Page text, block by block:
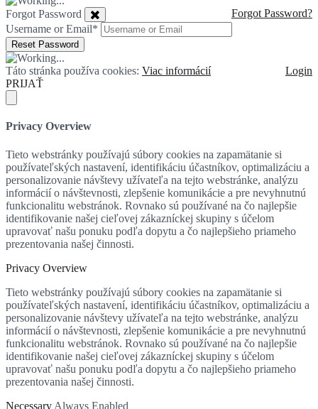
Forgot Password?
Forgot Password
Username or Email*
Login
Táto stránka používa cookies: Viac informácií
PRIJAŤ
Privacy Overview
Tieto webstránky používajú súbory cookies na zapamätanie si
používateľských nastavení, identifikáciu účastníkov, optimalizáciu a
personalizovanie návštevy užívateľa na tejto webstránke, analýzu
informácií o návštevnosti, zlepšenie komunikácie a pre nevyhnutnú
funkcionalitu webstránok. Rovnako sú používané na čo najlepšie
identifikovanie našej cieľovej zákazníckej skupiny s účelom
upravovať našu ponuku podľa dopytu a čo najlepšieho priameho
prezentovania našej činnosti.
Privacy Overview
Tieto webstránky používajú súbory cookies na zapamätanie si
používateľských nastavení, identifikáciu účastníkov, optimalizáciu a
personalizovanie návštevy užívateľa na tejto webstránke, analýzu
informácií o návštevnosti, zlepšenie komunikácie a pre nevyhnutnú
funkcionalitu webstránok. Rovnako sú používané na čo najlepšie
identifikovanie našej cieľovej zákazníckej skupiny s účelom
upravovať našu ponuku podľa dopytu a čo najlepšieho priameho
prezentovania našej činnosti.
Necessary Always Enabled